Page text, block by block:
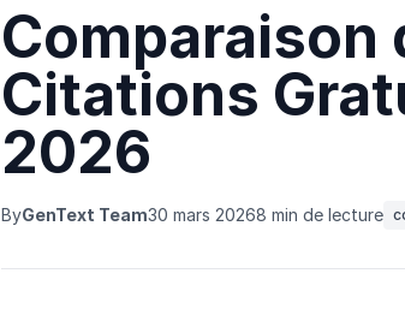
Comparaison
Citations
2026
ByGenText Team30 mars 20268 min de lecture